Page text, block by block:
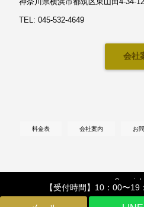
【受付時間】10：00〜19
TEL: 045-532-4649
会社
料金表 会社案内 お
【横浜・川崎】マット塗装対応・輸入車